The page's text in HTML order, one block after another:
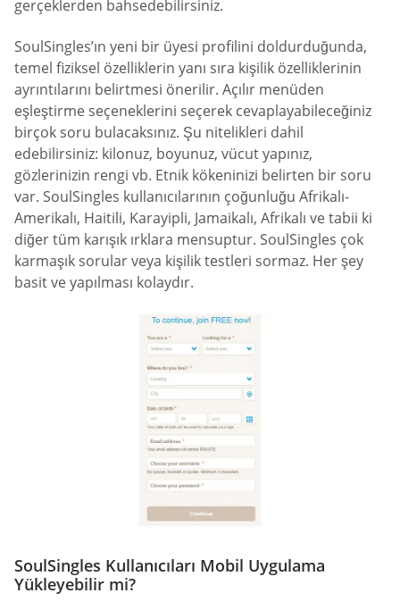
gerçeklerden bahsedebilirsiniz.
SoulSingles’ın yeni bir üyesi profilini doldurduğunda,
temel fiziksel özelliklerin yanı sıra kişilik özelliklerinin
ayrıntılarını belirtmesi önerilir. Açılır menüden
eşleştirme seçeneklerini seçerek cevaplayabileceğiniz
birçok soru bulacaksınız. Şu nitelikleri dahil
edebilirsiniz: kilonuz, boyunuz, vücut yapınız,
gözlerinizin rengi vb. Etnik kökeninizi belirten bir soru
var. SoulSingles kullanıcılarının çoğunluğu Afrikalı-
Amerikalı, Haitili, Karayipli, Jamaikalı, Afrikalı ve tabii ki
diğer tüm karışık ırklara mensuptur. SoulSingles çok
karmaşık sorular veya kişilik testleri sormaz. Her şey
basit ve yapılması kolaydır.
SoulSingles Kullanıcıları Mobil Uygulama
Yükleyebilir mi?